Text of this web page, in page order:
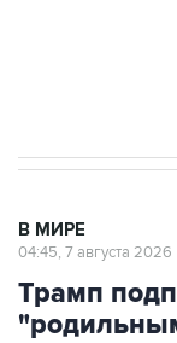
В МИРЕ
04:45, 7 августа 2026
Трамп